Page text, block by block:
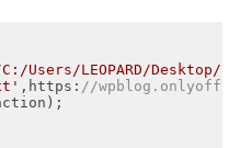
LEOPARD/Desktop/
, https : //